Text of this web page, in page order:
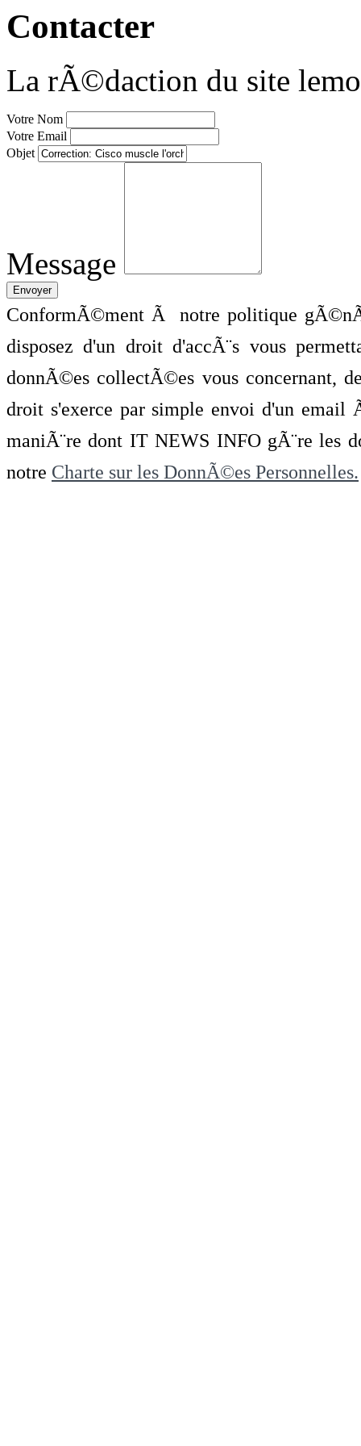
Contacter
La rÃ©daction du site
Votre Nom
Votre Email
Objet
Message
ConformÃ©ment Ã notre politique
disposez d'un droit d'accÃ¨s vous
donnÃ©es collectÃ©es vous concernant,
droit s'exerce par simple envoi d'un
maniÃ¨re dont IT NEWS INFO gÃ¨re les
notre Charte sur les DonnÃ©es Personnelles.